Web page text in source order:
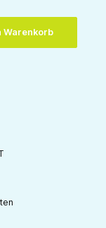
Warenkorb